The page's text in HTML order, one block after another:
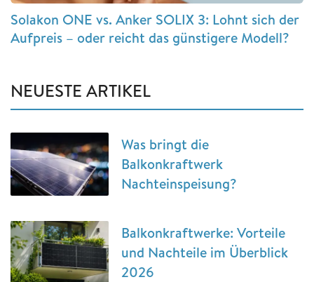
Solakon ONE vs. Anker SOLIX 3: Lohnt sich der
Aufpreis – oder reicht das günstigere Modell?
NEUESTE ARTIKEL
Was bringt die
Balkonkraftwerk
Nachteinspeisung?
Balkonkraftwerke: Vorteile
und Nachteile im Überblick
2026